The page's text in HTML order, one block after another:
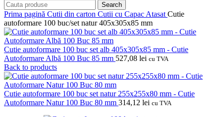
Search
Prima pagină Cutii din carton Cutii cu Capac Atasat Cutie
autoformare 100 buc/set natur 405x305x85 mm
Cutie autoformare 100 buc set alb 405x305x85 mm - Cutie
Autoformare Albă 100 Buc 85 mm 527,08 lei cu TVA
Back to products
Cutie autoformare 100 buc set natur 255x255x80 mm - Cutie
Autoformare Natur 100 Buc 80 mm 314,12 lei cu TVA